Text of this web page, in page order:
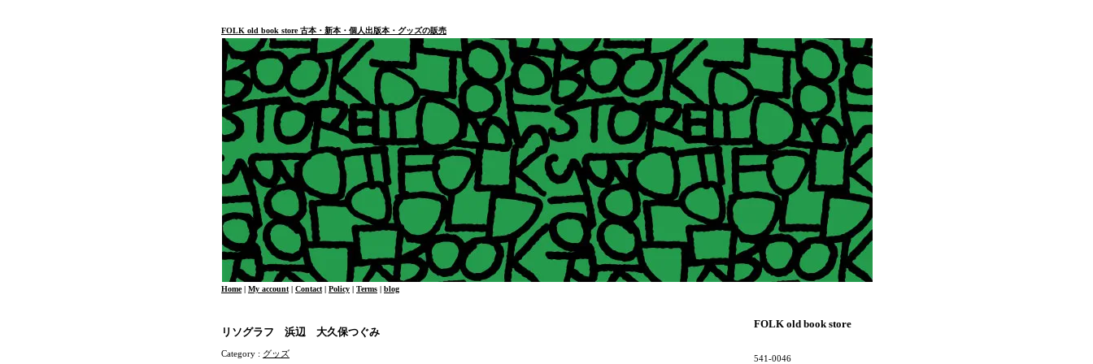
FOLK old book store 古本・新本・個人出版本・グッズの販売
Home| My account | Contact | Policy | Terms | blog
リソグラフ 浜辺 大久保つぐみ
Category : グッズ
FOLK old book store
541-0046